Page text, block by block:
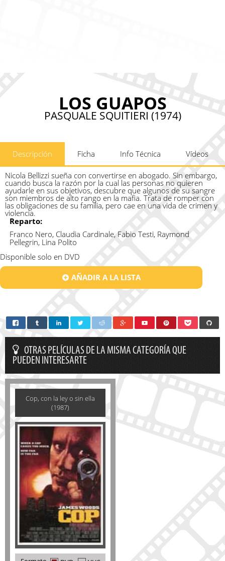
LOS GUAPOS
PASQUALE SQUITIERI (1974)
Descripción Ficha Info Técnica Vídeos
Nicola Bellizzi sueña con convertirse en abogado. Sin embargo,
cuando busca la razón por la cual las personas no quieren
ayudarle en sus objetivos, descubre que algunos de su sangre
son miembros de alto rango en la mafia. Trata de romper con
las obligaciones de su familia, pero cae en una vida de crimen y
violencia.
Reparto:
Franco Nero, Claudia Cardinale, Fabio Testi, Raymond
Pellegrin, Lina Polito
Disponible solo en DVD
AÑADIR A LA LISTA
OTRAS PELÍCULAS DE LA MISMA CATEGORÍA QUE
PUEDEN INTERESARTE
Cop, con la ley o sin ella
(1987)